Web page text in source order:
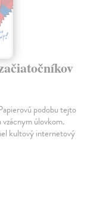
podobu tejto
úlovkom.
kultový internetový